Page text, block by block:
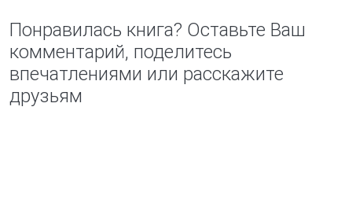
Понравилась книга? Оставьте Ваш
комментарий, поделитесь
впечатлениями или расскажите
друзьям